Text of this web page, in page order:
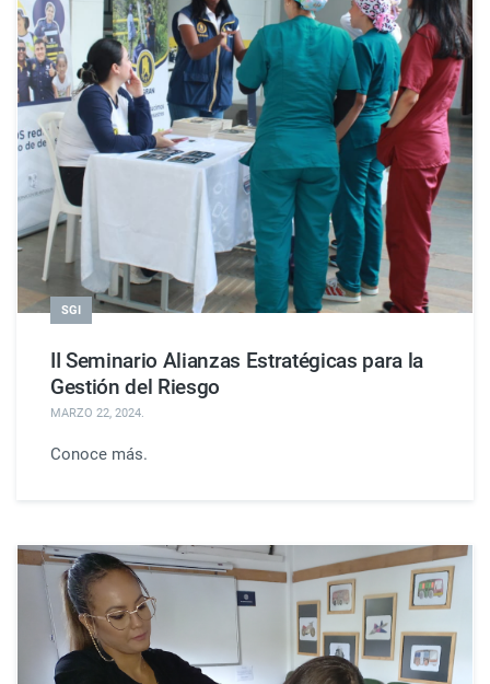
SGI
II Seminario Alianzas Estratégicas para la
Gestión del Riesgo
MARZO 22, 2024.
Conoce más.